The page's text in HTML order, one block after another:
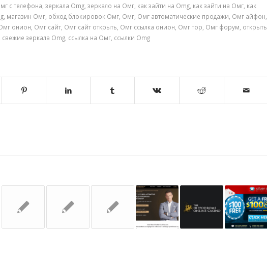
с телефона зеркала Omg зеркало на Омг как зайти на Omg как зайти на Омг как
магазин Омг обход блокировок Омг Омг Омг автоматические продажи Омг айфон
онион Омг сайт Омг сайт открыть Омг ссылка онион Омг тор Омг форум открыть
свежие зеркала Omg ссылка на Омг ссылки Omg